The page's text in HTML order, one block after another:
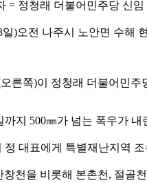
= 정청래 더불어민주당 신
)오전 나주시 노안면 수해
른쪽)이 정청래 더불어민
까지 500㎜가 넘는 폭우가
대표에게 특별재난지역
천을 비롯해 본촌천, 절골